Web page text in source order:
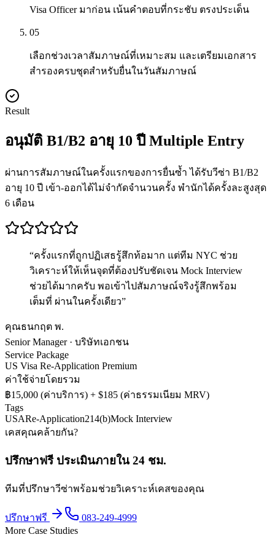
Visa Officer มาก่อน เน้นคำตอบที่กระชับ ตรงประเด็น
05
เลือกช่วงเวลาสัมภาษณ์ที่เหมาะสม และเตรียมเอกสาร
สำรองครบชุดสำหรับยื่นในวันสัมภาษณ์
Result
อนุมัติ B1/B2 อายุ 10 ปี Multiple Entry
ผ่านการสัมภาษณ์ในครั้งแรกของการยื่นซ้ำ ได้รับวีซ่า B1/B2
อายุ 10 ปี เข้า-ออกได้ไม่จำกัดจำนวนครั้ง พำนักได้ครั้งละสูงสุด
6 เดือน
“ครั้งแรกที่ถูกปฏิเสธรู้สึกท้อมาก แต่ทีม NYC ช่วย
วิเคราะห์ให้เห็นจุดที่ต้องปรับชัดเจน Mock Interview
ช่วยได้มากครับ พอเข้าไปสัมภาษณ์จริงรู้สึกพร้อม
เต็มที่ ผ่านในครั้งเดียว”
คุณธนกฤต พ.
Senior Manager · บริษัทเอกชน
Service Package
US Visa Re-Application Premium
ค่าใช้จ่ายโดยรวม
฿15,000 (ค่าบริการ) + $185 (ค่าธรรมเนียม MRV)
Tags
USARe-Application214(b)Mock Interview
เคสคุณคล้ายกัน?
ปรึกษาฟรี ประเมินภายใน 24 ชม.
ทีมที่ปรึกษาวีซ่าพร้อมช่วยวิเคราะห์เคสของคุณ
ปรึกษาฟรี
083-249-4999
More Case Studies